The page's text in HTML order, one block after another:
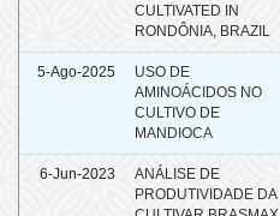
CULTIVATED IN
RONDÔNIA, BRAZIL
5-Ago-2025
USO DE
AMINOÁCIDOS NO
CULTIVO DE
MANDIOCA
6-Jun-2023
ANÁLISE DE
PRODUTIVIDADE DA